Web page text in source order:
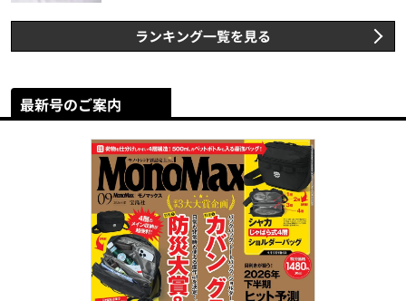
ランキング一覧を見る
最新号のご案内